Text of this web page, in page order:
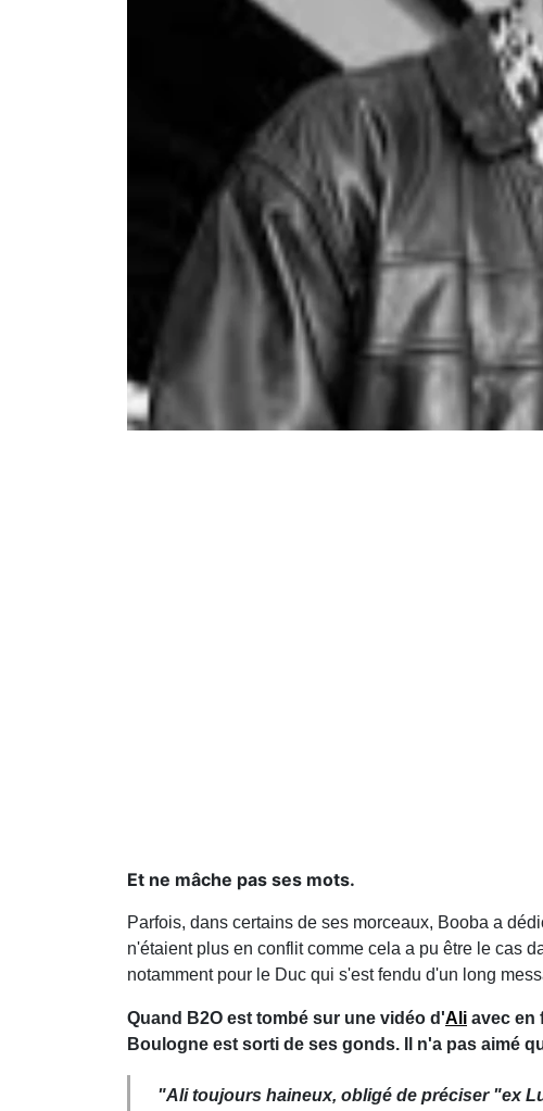
Et ne mâche pas ses mots.
Parfois, dans certains de ses morceaux, Booba a
n'étaient plus en conflit comme cela a pu être le cas
notamment pour le Duc qui s'est fendu d'un long
Quand B2O est tombé sur une vidéo d'Ali avec en
Boulogne est sorti de ses gonds. Il n'a pas aimé
"Ali toujours haineux, obligé de préciser "ex